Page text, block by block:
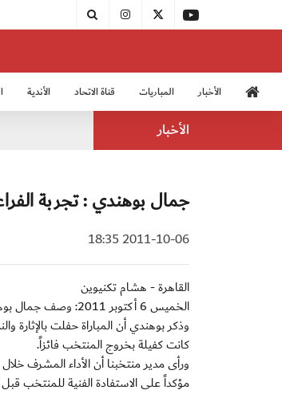
الأخبار المباريات قناة الاتحاد الأندية
الأخبار
جمال بوهندي : تجربة
2011-10-06 18:35
القاهرة - هشام تكنيوين
الخميس 6 أكتوبر
وذكر بوهندي أن المباراة حفلت بالإثارة
كانت كفيلة بخروج المنتخب فائزاً.
ورأى مدير منتخبنا أن الأداء المشرف
مؤكداً على الاستفادة الفنية للمنتخب